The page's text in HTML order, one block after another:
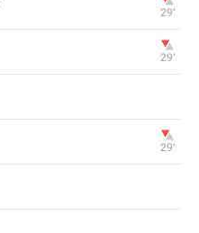
29‎’‎
29‎’‎
29‎’‎